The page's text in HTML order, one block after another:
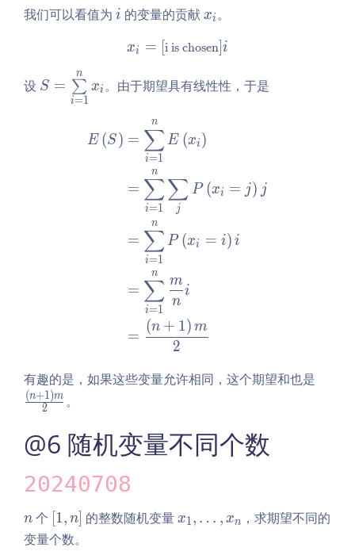
\r
o
s,
_
我们可以看值为 i
i 的变量的贡献 x
i
xi 。
x_i = [\text{i is chosen}]i
xi = i is chosen] i
设 S
S =
i=1
∑
n
xi 。由于期望具有线性性，于是
E (S) =
i=1
∑
n
E (xi )
=
i=1
∑
n
j
∑ P (xi = j ) j
=
i=1
∑
n
P (xi = i) i
=
i=1
∑
n
n
m
i
=
2
(n + 1) m
有趣的是，如果这些变量允许相同，这个期望和也是
gh
2
(n+1)m 。
@6 随机变量不同个数
20240708
n
n 个 \l
ef
1, n 的整数随机变量x
x1, … , xn
，求期望不同的
变量个数。